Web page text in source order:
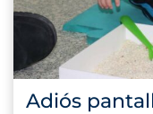
Adiós